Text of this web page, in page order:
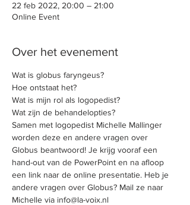
22 feb 2022, 20:00 – 21:00
Online Event
Over het evenement
Wat is globus faryngeus?
Hoe ontstaat het?
Wat is mijn rol als logopedist?
Wat zijn de behandelopties?
Samen met logopedist Michelle Mallinger
worden deze en andere vragen over
Globus beantwoord! Je krijg vooraf een
hand-out van de PowerPoint en na afloop
een link naar de online presentatie. Heb je
andere vragen over Globus? Mail ze naar
Michelle via info@la-voix.nl